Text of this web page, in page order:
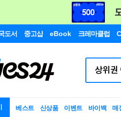
도서 중고샵 eBook 크레마클럽
베스트 신상품 이벤트 바이백 매